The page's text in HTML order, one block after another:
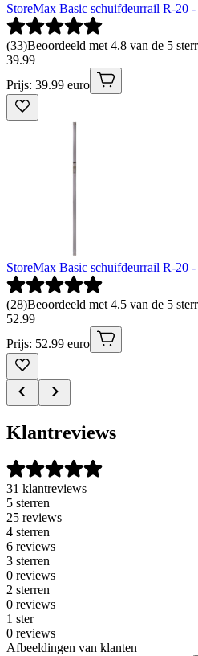
StoreMax Basic schuifdeurrail R-20
(33)Beoordeeld met 4.8 van de 5
39.99
Prijs: 39.99 euro
StoreMax Basic schuifdeurrail R-20
(28)Beoordeeld met 4.5 van de 5
52.99
Prijs: 52.99 euro
Klantreviews
31 klantreviews
5 sterren
25 reviews
4 sterren
6 reviews
3 sterren
0 reviews
2 sterren
0 reviews
1 ster
0 reviews
Afbeeldingen van klanten